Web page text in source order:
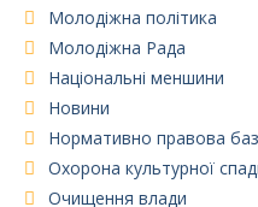
Молодіжна політика
Молодіжна Рада
Національні меншини
Новини
Нормативно правова
Охорона культурної
Очищення влади